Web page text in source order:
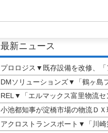
最新ニュース
プロロジス▼既存設備を改修、
DMソリューションズ▼「鶴ヶ島
REL▼「エルマックス富里物流セ
小池都知事が淀橋市場の物流Ｄ
アクロストランスポート▼「川